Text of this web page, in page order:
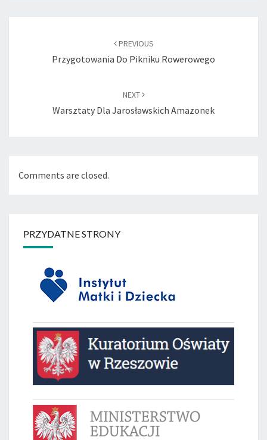
PREVIOUS
Przygotowania Do Pikniku Rowerowego
NEXT
Warsztaty Dla Jarosławskich Amazonek
Comments are closed.
PRZYDATNE STRONY